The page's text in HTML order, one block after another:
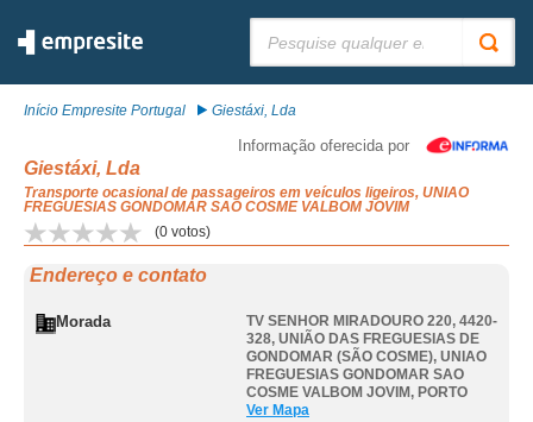
Início Empresite Portugal Giestáxi, Lda
Informação oferecida por
Giestáxi, Lda
Transporte ocasional de passageiros em veículos ligeiros, UNIAO
FREGUESIAS GONDOMAR SAO COSME VALBOM JOVIM
(0 votos)
Endereço e contato
Morada
TV SENHOR MIRADOURO 220, 4420-
328, UNIÃO DAS FREGUESIAS DE
GONDOMAR (SÃO COSME), UNIAO
FREGUESIAS GONDOMAR SAO
COSME VALBOM JOVIM , PORTO
Ver Mapa